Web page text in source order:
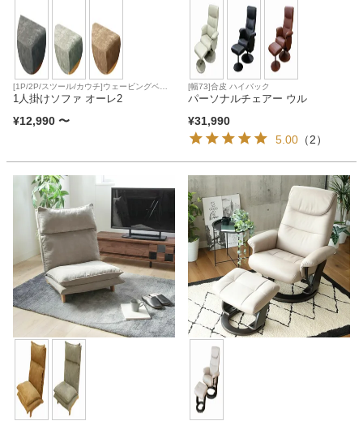
学習机
ホームオフィス
こたつ
寝具
ファブリック
カーテン
ラグ
[1P/2P/スツール/カウチ]ウェービングベル
ト Sバネ
1人掛けソファ オーレ2
¥12,990 〜
[幅73]合皮 ハイバック
パーソナルチェアー ウル
¥31,990
5.00 （2）